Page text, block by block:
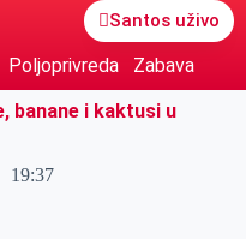
Santos uživo
Poljoprivreda
Zabava
banane i kaktusi u
19:37